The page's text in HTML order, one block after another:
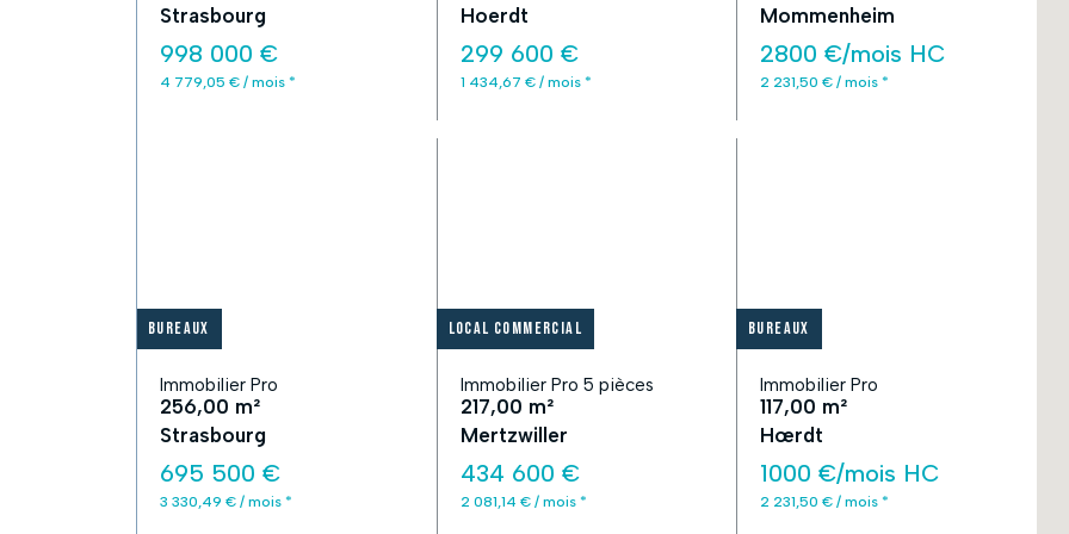
Strasbourg
998 000 €
4 779,05 € / mois *
Hoerdt
299 600 €
1 434,67 € / mois *
Mommenheim
2800 €/mois HC
2 231,50 € / mois *
Bureaux
Immobilier Pro
256,00 m²
Strasbourg
695 500 €
3 330,49 € / mois *
Local commercial
Immobilier Pro 5 pièces
217,00 m²
Mertzwiller
434 600 €
2 081,14 € / mois *
Bureaux
Immobilier Pro
117,00 m²
Hœrdt
1000 €/mois HC
2 231,50 € / mois *